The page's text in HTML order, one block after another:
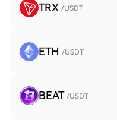
TRX /USDT
ETH /USDT
BEAT /USDT